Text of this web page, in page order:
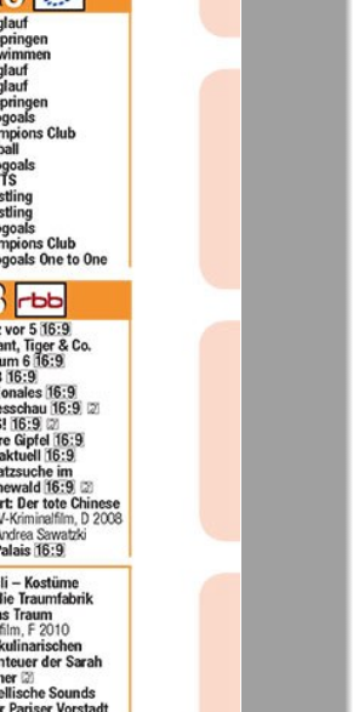
66
78
Wadim
Дом и семья
Еврейская
панорама
Жизнь женщины
Идеальная фирма
Катюша
Крот в Германии